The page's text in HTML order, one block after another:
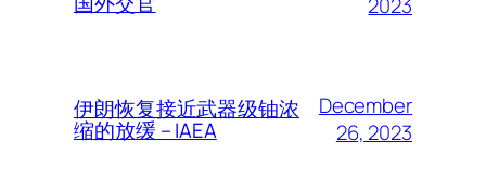
伊朗恢复接近武器级铀浓
缩的放缓 – IAEA
December
26, 2023